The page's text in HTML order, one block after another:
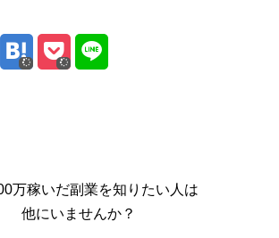
万稼いだ副業を知りたい人は
他にいませんか？